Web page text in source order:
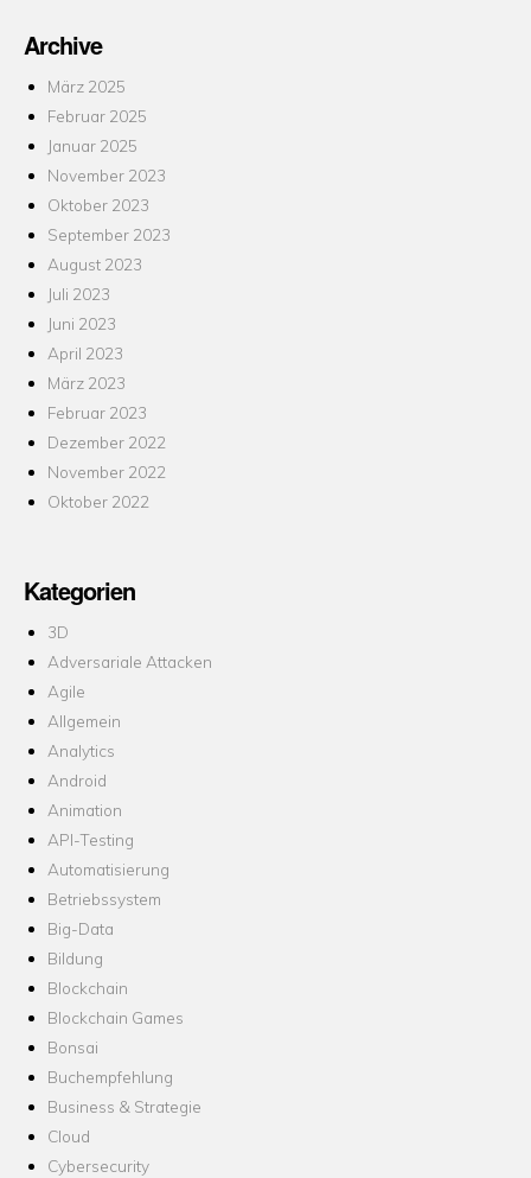
Archive
März 2025
Februar 2025
Januar 2025
November 2023
Oktober 2023
September 2023
August 2023
Juli 2023
Juni 2023
April 2023
März 2023
Februar 2023
Dezember 2022
November 2022
Oktober 2022
Kategorien
3D
Adversariale Attacken
Agile
Allgemein
Analytics
Android
Animation
API-Testing
Automatisierung
Betriebssystem
Big-Data
Bildung
Blockchain
Blockchain Games
Bonsai
Buchempfehlung
Business & Strategie
Cloud
Cybersecurity